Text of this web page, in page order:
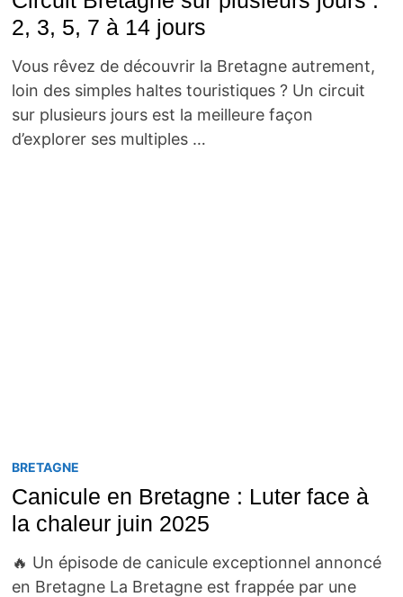
2, 3, 5, 7 à 14 jours
Vous rêvez de découvrir la Bretagne autrement,
loin des simples haltes touristiques ? Un circuit
sur plusieurs jours est la meilleure façon
d’explorer ses multiples …
BRETAGNE
Canicule en Bretagne : Luter face à
la chaleur juin 2025
🔥 Un épisode de canicule exceptionnel annoncé
en Bretagne La Bretagne est frappée par une